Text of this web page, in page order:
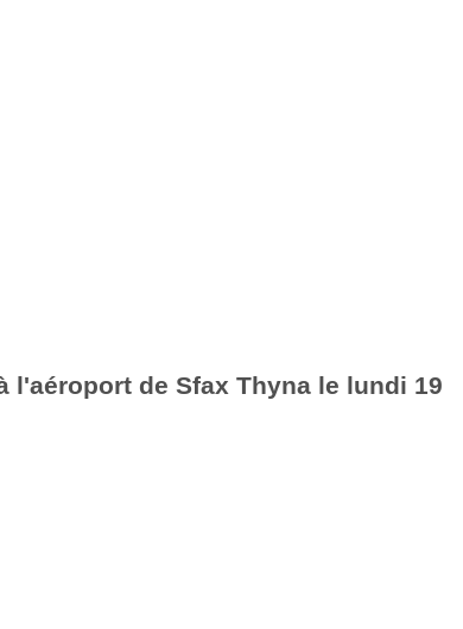
de Sfax Thyna le lundi 19